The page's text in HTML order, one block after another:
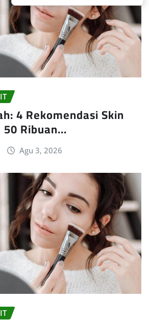
4 Rekomendasi Skin
Ribuan…
Agu 3, 2026